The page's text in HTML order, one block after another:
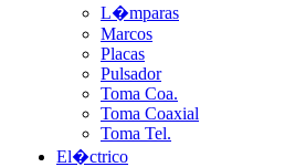
L�mparas
Marcos
Placas
Pulsador
Toma Coa.
Toma Coaxial
Toma Tel.
El�ctrico